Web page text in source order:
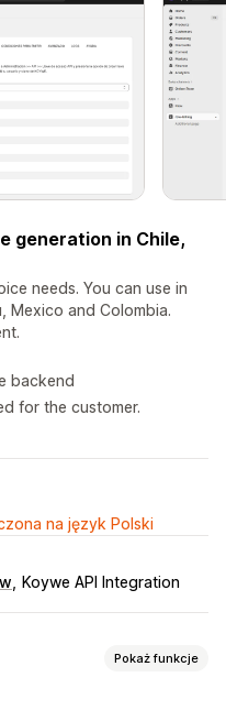
generation in Chile,
needs. You can use in
Mexico and Colombia.
backend
for the customer.
na język Polski
Koywe API Integration
Pokaż funkcje